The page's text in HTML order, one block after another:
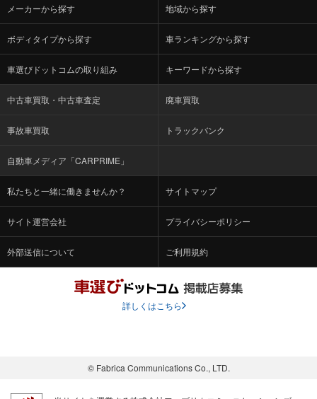
メーカーから探す 地域から探す
ボディタイプから探す 車ランキングから探す
車選びドットコムの取り組み キーワードから探す
中古車買取・中古車査定 廃車買取
事故車買取 トラックバンク
自動車メディア「CARPRIME」
私たちと一緒に働きませんか？ サイトマップ
サイト運営会社 プライバシーポリシー
外部送信について ご利用規約
詳しくはこちら
© Fabrica Communications Co., LTD.